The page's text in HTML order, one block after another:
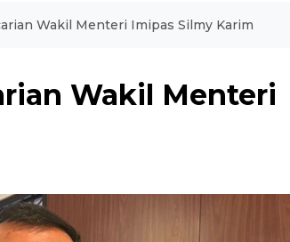
Wakil Menteri Imipas Silmy Karim
Wakil Menteri